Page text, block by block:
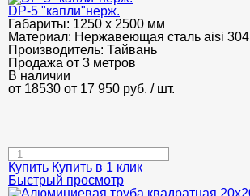
DP-5 "капли"нерж.
Габариты: 1250 х 2500 мм
Материал: Нержавеющая сталь aisi 304
Производитель: Тайвань
Продажа от 3 метров
В наличии
от 18530 от 17 950 руб. / шт.
Купить Купить в 1 клик
Быстрый просмотр